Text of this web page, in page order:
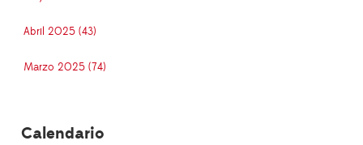
Abril 2025 (43)
Marzo 2025 (74)
Calendario